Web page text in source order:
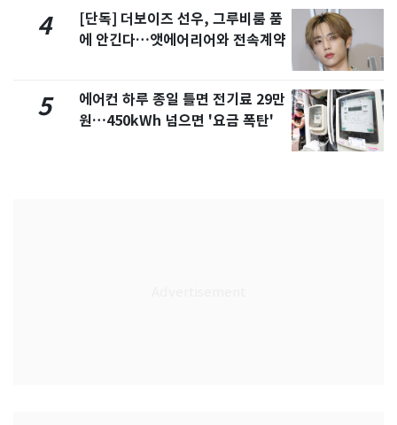
4
[단독] 더보이즈 선우, 그루비룸 품
에 안긴다…앳에어리어와 전속계약
5
에어컨 하루 종일 틀면 전기료 29만
원…450kWh 넘으면 '요금 폭탄'